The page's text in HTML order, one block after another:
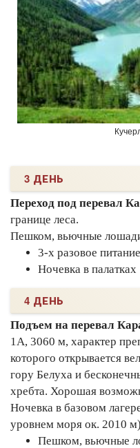
3 ДЕНЬ
Переход под перевал
границе леса.
Пешком, вьючные
3-х разовое
Ночевка в палатках
4 ДЕНЬ
Подъем на перевал
1А, 3060 м, характер
которого открывается
гору Белуха и
хребта. Хорошая
Ночевка в базовом
уровнем моря ок. 2010
Пешком, вьючные